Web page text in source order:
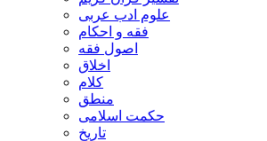
علوم ادب عربی
فقه و احکام
اصول فقه
اخلاق
کلام
منطق
حکمت اسلامی
تاریخ